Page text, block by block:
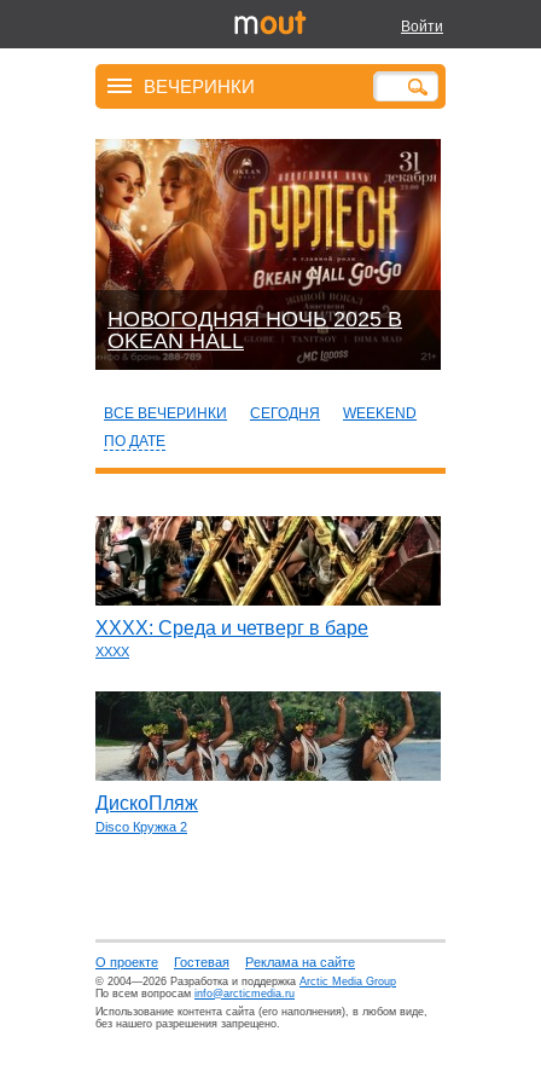
Войти
ВЕЧЕРИНКИ
НОВОГОДНЯЯ НОЧЬ 2025 В
OKEАN HALL
ВСЕ ВЕЧЕРИНКИ СЕГОДНЯ
WEEKEND
ПО ДАТЕ
ХХХХ: Среда и четверг в баре
XXXX
ДискоПляж
Disco Кружка 2
О проекте Гостевая Реклама на сайте
© 2004—2026 Разработка и поддержка Arctic Media Group
По всем вопросам info@arcticmedia.ru
Использование контента сайта (его наполнения), в любом виде,
без нашего разрешения запрещено.